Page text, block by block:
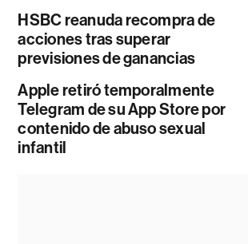
HSBC reanuda recompra de
acciones tras superar
previsiones de ganancias
Apple retiró temporalmente
Telegram de su App Store por
contenido de abuso sexual
infantil